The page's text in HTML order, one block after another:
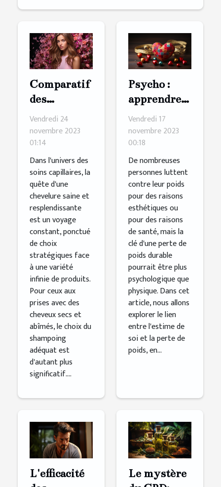
Comparatif
des
ingrédients
clés dans les
shampoings
pour
cheveux
secs et
abîmés
Vendredi 24
novembre 2023
01:14
Dans l'univers des
soins capillaires, la
quête d'une
chevelure saine et
resplendissante
est un voyage
constant, ponctué
de choix
stratégiques face
à une variété
infinie de produits.
Pour ceux aux
prises avec des
cheveux secs et
abîmés, le choix du
shampoing
adéquat est
d'autant plus
significatif....
Psycho :
apprendre à
s'aimer
pour mieux
maigrir
Vendredi 17
novembre 2023
00:18
De nombreuses
personnes luttent
contre leur poids
pour des raisons
esthétiques ou
pour des raisons
de santé, mais la
clé d'une perte de
poids durable
pourrait être plus
psychologique que
physique. Dans cet
article, nous allons
explorer le lien
entre l'estime de
soi et la perte de
poids, en...
L'efficacité
Le mystère